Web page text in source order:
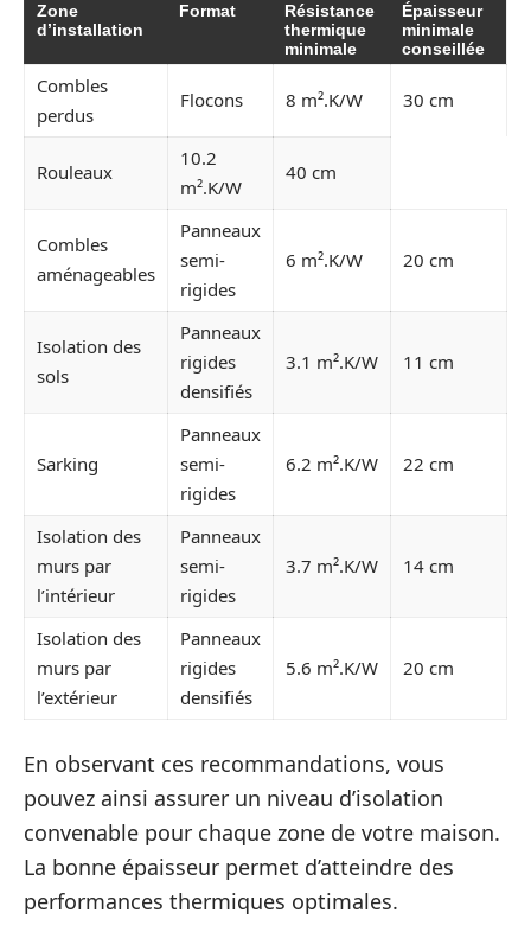
Zone
d’installation
Format
Résistance
thermique
minimale
Épaisseur
minimale
conseillée
Combles
perdus
Flocons 8 m².K/W 30 cm
Rouleaux
10.2
m².K/W
40 cm
Combles
aménageables
Panneaux
semi-
rigides
6 m².K/W 20 cm
Isolation des
sols
Panneaux
rigides
densifiés
3.1 m².K/W 11 cm
Sarking
Panneaux
semi-
rigides
6.2 m².K/W 22 cm
Isolation des
murs par
l’intérieur
Panneaux
semi-
rigides
3.7 m².K/W 14 cm
Isolation des
murs par
l’extérieur
Panneaux
rigides
densifiés
5.6 m².K/W 20 cm
En observant ces recommandations, vous
pouvez ainsi assurer un niveau d’isolation
convenable pour chaque zone de votre maison.
La bonne épaisseur permet d’atteindre des
performances thermiques optimales.